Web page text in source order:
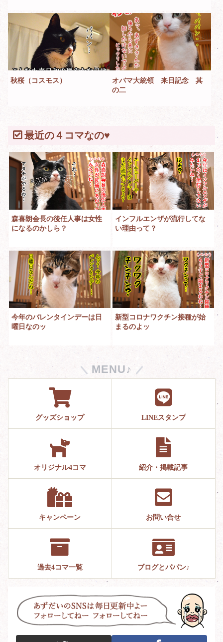
秋桜（コスモス）
オバマ大統領 来日記念 其
の二
最近の４コマなの♥
森喜朗会長の後任人事は女性
になるのかしら？
インフルエンザが流行してな
い理由って？
今年のバレンタインデーは日
曜日なのッ
新型コロナワクチン接種が始
まるのよッ
MENU♪
グッズショップ LINEスタンプ
オリジナル4コマ 紹介・掲載記事
キャンペーン お問い合せ
過去4コマ一覧 ブログとパパン♪